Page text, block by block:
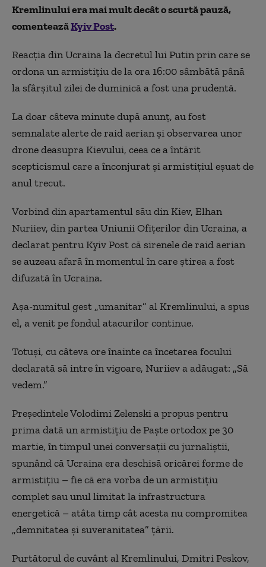
Kremlinului era mai mult decât o scurtă pauză,
comenteazăKyiv Post.
Reacția din Ucraina la decretul lui Putin prin care se
ordona un armistițiu de la ora 16:00 sâmbătă până
la sfârșitul zilei de duminică a fost una prudentă.
La doar câteva minute după anunț, au fost
semnalate alerte de raid aerian și observarea unor
drone deasupra Kievului, ceea ce a întărit
scepticismul care a înconjurat și armistițiul eșuat de
anul trecut.
Vorbind din apartamentul său din Kiev, Elhan
Nuriiev, din partea Uniunii Ofițerilor din Ucraina, a
declarat pentru Kyiv Post că sirenele de raid aerian
se auzeau afară în momentul în care știrea a fost
difuzată în Ucraina.
Așa-numitul gest „umanitar” al Kremlinului, a spus
el, a venit pe fondul atacurilor continue.
Totuși, cu câteva ore înainte ca încetarea focului
declarată să intre în vigoare, Nuriiev a adăugat: „Să
vedem.”
Președintele Volodimi Zelenski a propus pentru
prima dată un armistițiu de Paște ortodox pe 30
martie, în timpul unei conversații cu jurnaliștii,
spunând că Ucraina era deschisă oricărei forme de
armistițiu – fie că era vorba de un armistițiu
complet sau unul limitat la infrastructura
energetică – atâta timp cât acesta nu compromitea
„demnitatea și suveranitatea” țării.
Purtătorul de cuvânt al Kremlinului, Dmitri Peskov,